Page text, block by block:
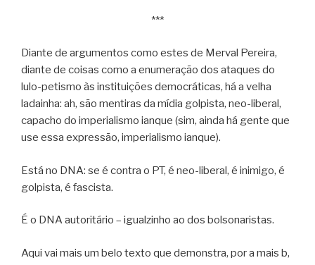
***
Diante de argumentos como estes de Merval Pereira,
diante de coisas como a enumeração dos ataques do
lulo-petismo às instituições democráticas, há a velha
ladainha: ah, são mentiras da mídia golpista, neo-liberal,
capacho do imperialismo ianque (sim, ainda há gente que
use essa expressão, imperialismo ianque).
Está no DNA: se é contra o PT, é neo-liberal, é inimigo, é
golpista, é fascista.
É o DNA autoritário – igualzinho ao dos bolsonaristas.
Aqui vai mais um belo texto que demonstra, por a mais b,